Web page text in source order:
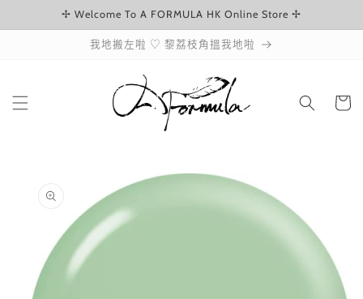
跳至內容✢ Welcome To A FORMULA HK Online Store ✢
我地搬左啦 ♡ 黎荔枝角搵我地啦
物
資訊